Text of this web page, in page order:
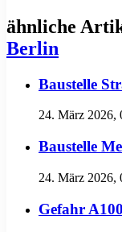
ähnliche
Berlin
Baustelle
24. März 2026,
Baustelle
24. März 2026,
Gefahr